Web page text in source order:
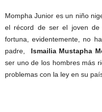
Mompha Junior es un niño
el récord de ser el joven
fortuna, evidentemente, no
padre,
Ismailia Mustapha
ser uno de los hombres más
problemas con la ley en su